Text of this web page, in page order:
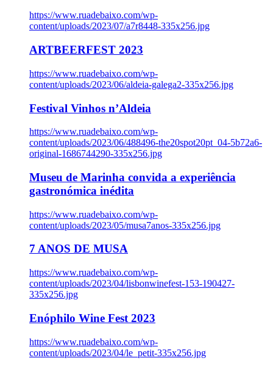
https://www.ruadebaixo.com/wp-
content/uploads/2023/07/a7r8448-335x256.jpg
ARTBEERFEST 2023
https://www.ruadebaixo.com/wp-
content/uploads/2023/06/aldeia-galega2-335x256.jpg
Festival Vinhos n’Aldeia
https://www.ruadebaixo.com/wp-
content/uploads/2023/06/488496-the20spot20pt_04-5b72a6-
original-1686744290-335x256.jpg
Museu de Marinha convida a experiência
gastronómica inédita
https://www.ruadebaixo.com/wp-
content/uploads/2023/05/musa7anos-335x256.jpg
7 ANOS DE MUSA
https://www.ruadebaixo.com/wp-
content/uploads/2023/04/lisbonwinefest-153-190427-
335x256.jpg
Enóphilo Wine Fest 2023
https://www.ruadebaixo.com/wp-
content/uploads/2023/04/le_petit-335x256.jpg